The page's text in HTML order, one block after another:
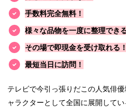
手数料完全無料！
様々な品物を一度に整理でき
その場で即現金を受け取れる！
最短当日に訪問！
テレビで今引っ張りだこの人気俳
ャラクターとして全国に展開して